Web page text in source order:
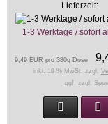
Lieferzeit:
1-3 Werktage / sofort
9,49 EUR pro 380g Dose
inkl. 19 % MwSt. zzgl.
ggf. zzgl.